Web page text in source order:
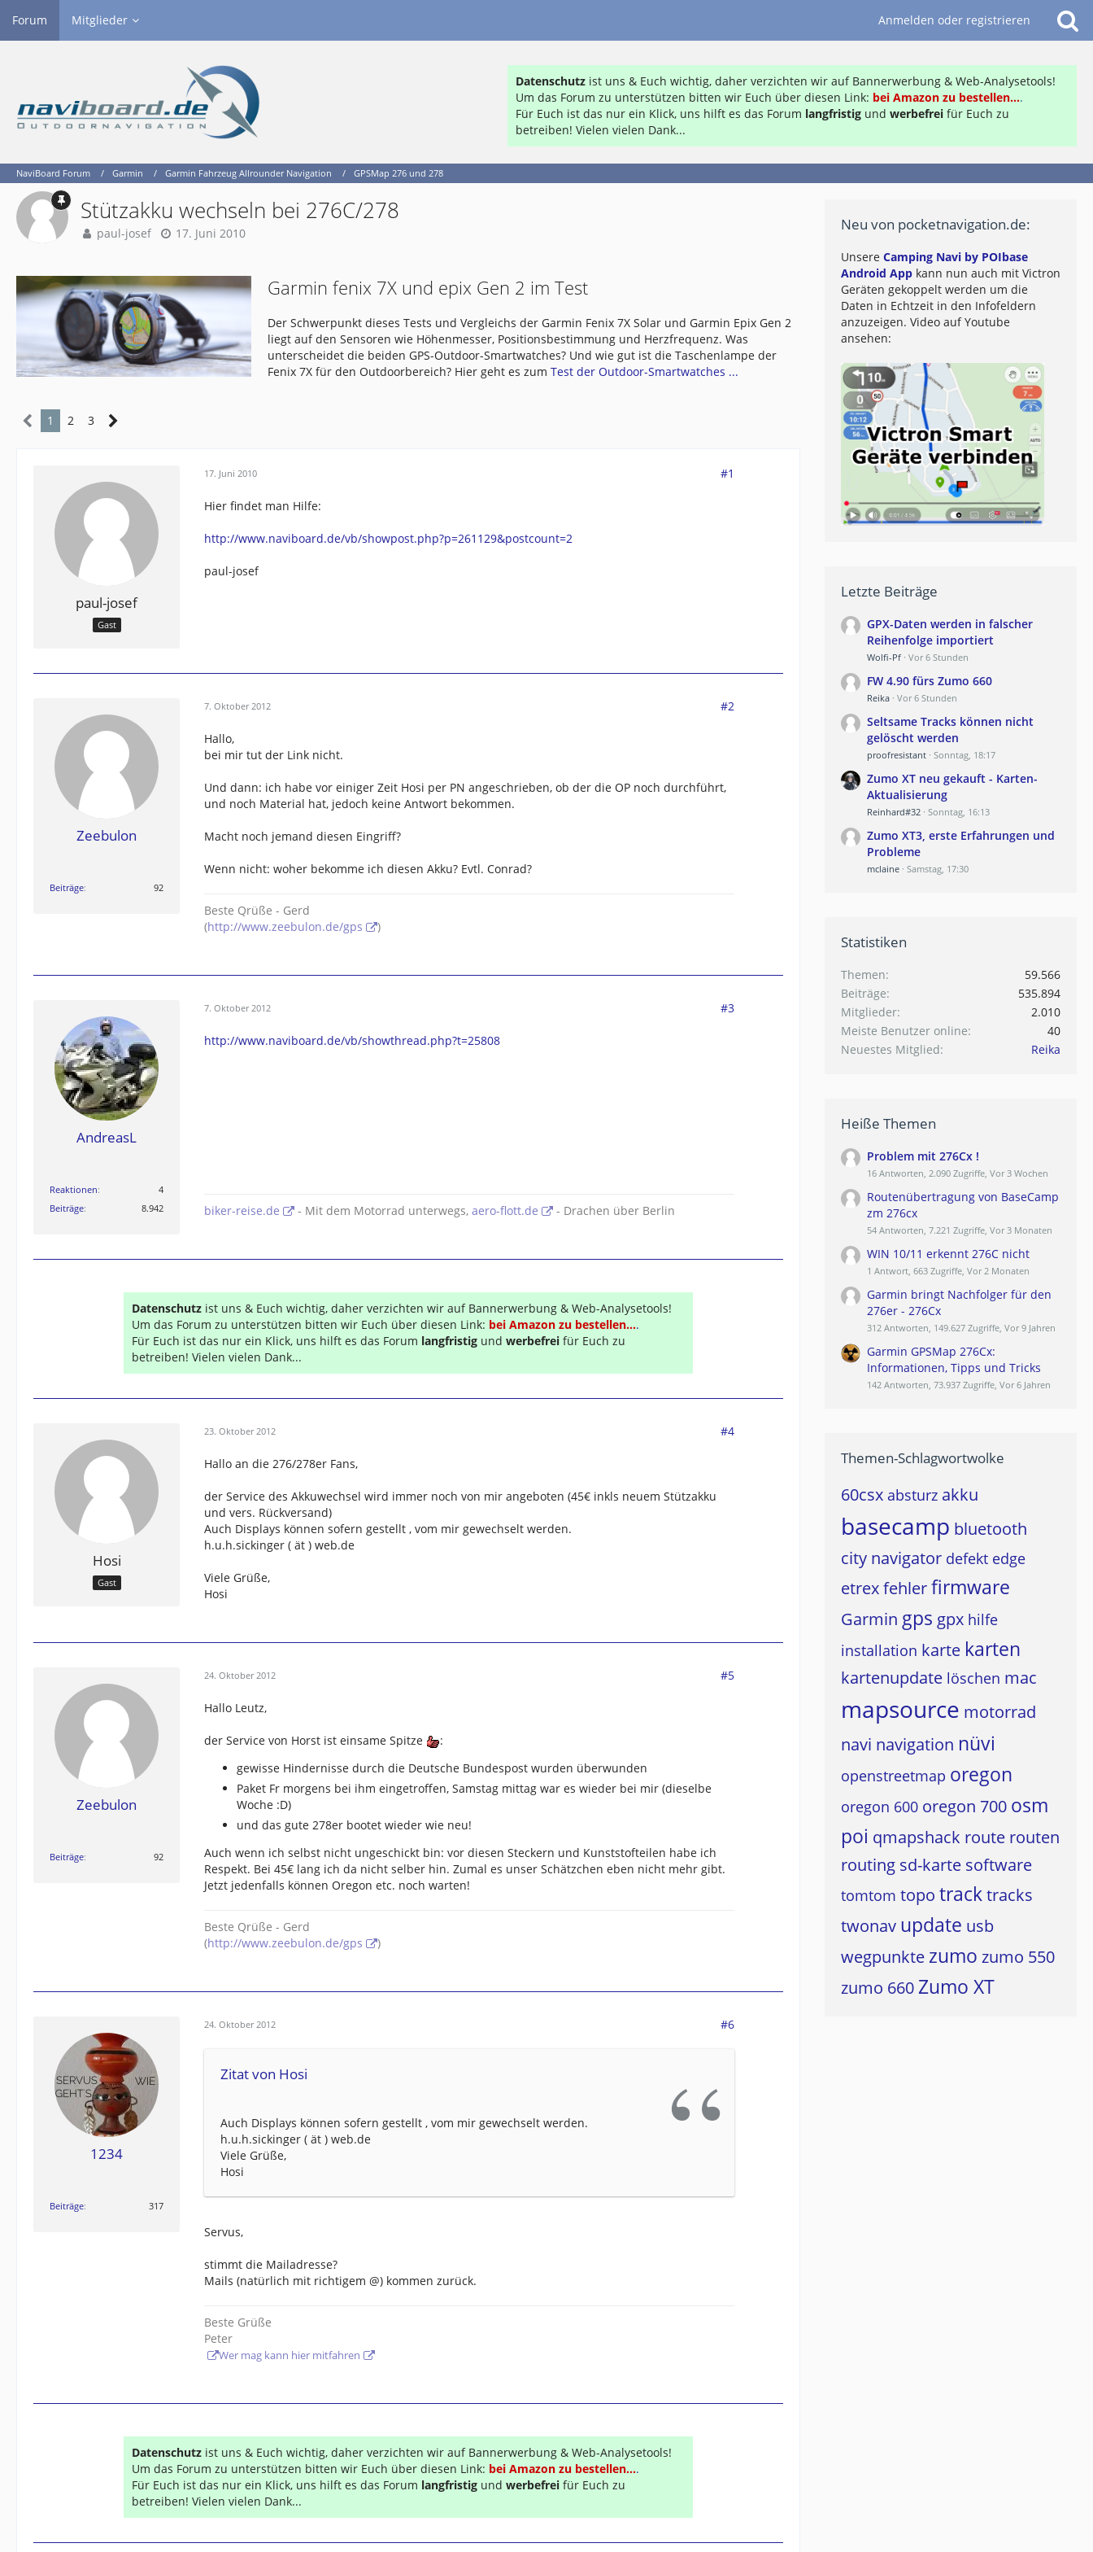
Forum Mitglieder Anmelden oder registrieren
Datenschutz ist uns & Euch wichtig, daher verzichten wir auf Bannerwerbung & Web-Analysetools!
Um das Forum zu unterstützen bitten wir Euch über diesen Link: bei Amazon zu bestellen....
Für Euch ist das nur ein Klick, uns hilft es das Forum langfristig und werbefrei für Euch zu
betreiben! Vielen vielen Dank...
NaviBoard Forum Garmin Garmin Fahrzeug Allrounder Navigation GPSMap 276 und 278
Stützakku wechseln bei 276C/278
paul-josef 17. Juni 2010
Garmin fenix 7X und epix Gen 2 im Test
Der Schwerpunkt dieses Tests und Vergleichs der Garmin Fenix 7X Solar und Garmin Epix Gen 2
liegt auf den Sensoren wie Höhenmesser, Positionsbestimmung und Herzfrequenz. Was
unterscheidet die beiden GPS-Outdoor-Smartwatches? Und wie gut ist die Taschenlampe der
Fenix 7X für den Outdoorbereich? Hier geht es zumTest der Outdoor-Smartwatches ...
1 2 3
paul-josef
Gast
17. Juni 2010 #1
Hier findet man Hilfe:
http://www.naviboard.de/vb/showpost.php?p=261129&postcount=2
paul-josef
Zeebulon
Beiträge 92
7. Oktober 2012 #2
Hallo,
bei mir tut der Link nicht.
Und dann: ich habe vor einiger Zeit Hosi per PN angeschrieben, ob der die OP noch durchführt,
und noch Material hat, jedoch keine Antwort bekommen.
Macht noch jemand diesen Eingriff?
Wenn nicht: woher bekomme ich diesen Akku? Evtl. Conrad?
Beste Qrüße - Gerd
(http://www.zeebulon.de/gps )
AndreasL
Reaktionen
4
Beiträge
8.942
7. Oktober 2012 #3
http://www.naviboard.de/vb/showthread.php?t=25808
biker-reise.de - Mit dem Motorrad unterwegs, aero-flott.de - Drachen über Berlin
Datenschutz ist uns & Euch wichtig, daher verzichten wir auf Bannerwerbung & Web-Analysetools!
Um das Forum zu unterstützen bitten wir Euch über diesen Link: bei Amazon zu bestellen....
Für Euch ist das nur ein Klick, uns hilft es das Forum langfristig und werbefrei für Euch zu
betreiben! Vielen vielen Dank...
Hosi
Gast
23. Oktober 2012 #4
Hallo an die 276/278er Fans,
der Service des Akkuwechsel wird immer noch von mir angeboten (45€ inkls neuem Stützakku
und vers. Rückversand)
Auch Displays können sofern gestellt , vom mir gewechselt werden.
h.u.h.sickinger ( ät ) web.de
Viele Grüße,
Hosi
Zeebulon
Beiträge 92
24. Oktober 2012 #5
Hallo Leutz,
der Service von Horst ist einsame Spitze
:
gewisse Hindernisse durch die Deutsche Bundespost wurden überwunden
Paket Fr morgens bei ihm eingetroffen, Samstag mittag war es wieder bei mir (dieselbe
Woche :D)
und das gute 278er bootet wieder wie neu!
Auch wenn ich selbst nicht ungeschickt bin: vor diesen Steckern und Kunststofteilen habe ich
Respekt. Bei 45€ lang ich da nicht selber hin. Zumal es unser Schätzchen eben nicht mehr gibt.
Jetzt jedenfalls können Oregon etc. noch warten!
Beste Qrüße - Gerd
(http://www.zeebulon.de/gps )
1234
Beiträge 317
24. Oktober 2012 #6
Zitat von Hosi
Auch Displays können sofern gestellt , vom mir gewechselt werden.
h.u.h.sickinger ( ät ) web.de
Viele Grüße,
Hosi
Servus,
stimmt die Mailadresse?
Mails (natürlich mit richtigem @) kommen zurück.
Beste Grüße
Peter
Wer mag kann hier mitfahren
Datenschutz ist uns & Euch wichtig, daher verzichten wir auf Bannerwerbung & Web-Analysetools!
Um das Forum zu unterstützen bitten wir Euch über diesen Link: bei Amazon zu bestellen....
Für Euch ist das nur ein Klick, uns hilft es das Forum langfristig und werbefrei für Euch zu
betreiben! Vielen vielen Dank...
Neu von pocketnavigation.de:
Unsere Camping Navi by POIbase
Android App kann nun auch mit Victron
Geräten gekoppelt werden um die
Daten in Echtzeit in den Infofeldern
anzuzeigen. Video auf Youtube
ansehen:
Letzte Beiträge
GPX-Daten werden in falscher
Reihenfolge importiert
Wolfi-Pf Vor 6 Stunden
FW 4.90 fürs Zumo 660
Reika Vor 6 Stunden
Seltsame Tracks können nicht
gelöscht werden
proofresistant Sonntag, 18:17
Zumo XT neu gekauft - Karten-
Aktualisierung
Reinhard#32 Sonntag, 16:13
Zumo XT3, erste Erfahrungen und
Probleme
mclaine Samstag, 17:30
Statistiken
Themen
59.566
Beiträge
535.894
Mitglieder
2.010
Meiste Benutzer online
40
Neuestes Mitglied
Reika
Heiße Themen
Problem mit 276Cx !
16 Antworten, 2.090 Zugriffe, Vor 3 Wochen
Routenübertragung von BaseCamp
zm 276cx
54 Antworten, 7.221 Zugriffe, Vor 3 Monaten
WIN 10/11 erkennt 276C nicht
1 Antwort, 663 Zugriffe, Vor 2 Monaten
Garmin bringt Nachfolger für den
276er - 276Cx
312 Antworten, 149.627 Zugriffe, Vor 9 Jahren
Garmin GPSMap 276Cx:
Informationen, Tipps und Tricks
142 Antworten, 73.937 Zugriffe, Vor 6 Jahren
Themen-Schlagwortwolke
60csx absturz akku
basecamp bluetooth
city navigator defekt edge
etrexfehlerfirmware
Garmin gps gpx hilfe
installation karte karten
kartenupdate löschen mac
mapsource motorrad
navi navigation nüvi
openstreetmap oregon
oregon 600 oregon 700 osm
poi qmapshack route routen
routing sd-karte software
tomtom topo tracktracks
twonav update usb
wegpunkte zumo zumo 550
zumo 660 Zumo XT